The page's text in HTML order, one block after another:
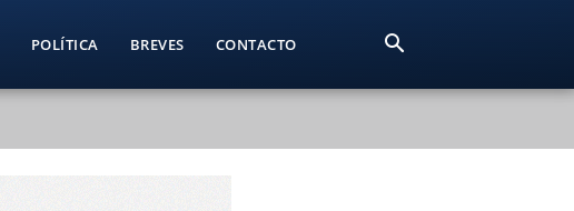
POLÍTICA BREVES CONTACTO